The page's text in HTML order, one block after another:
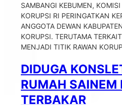
SAMBANGI KEBUMEN,
KORUPSI RI PERINGATKAN
ANGGOTA DEWAN
KORUPSI. TERUTAMA
MENJADI TITIK RAWAN
DIDUGA
RUMAH SAINEM
TERBAKAR